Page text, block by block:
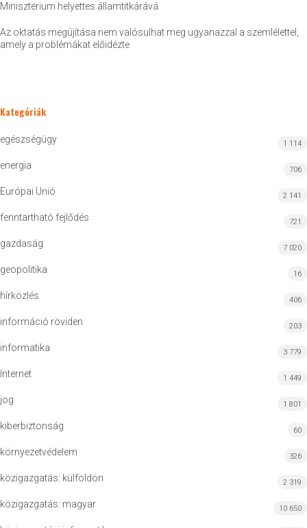
Minisztérium helyettes államtitkárává
Az oktatás megújítása nem valósulhat meg ugyanazzal a szemlélettel,
amely a problémákat előidézte
Kategóriák
egészségügy 1 114
energia 706
Európai Unió 2 141
fenntartható fejlődés 721
gazdaság 7 020
geopolitika 16
hírközlés 406
információ röviden 203
informatika 3 779
Internet 1 449
jog 1 801
kiberbiztonság 60
környezetvédelem 326
közigazgatás: külföldön 2 319
közigazgatás: magyar 10 650